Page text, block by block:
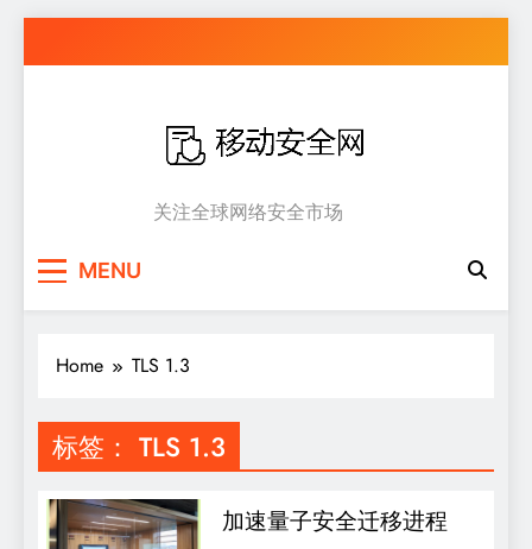
to
移动安全网
关注全球网络安全市场
MENU
Home TLS 1.3
标签： TLS 1.3
加速量子安全迁移进程